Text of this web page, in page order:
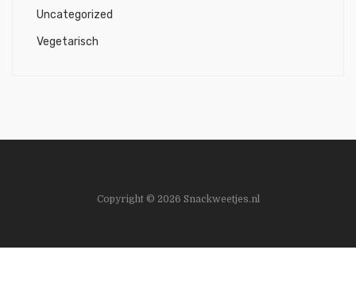
Uncategorized
Vegetarisch
Copyright © 2026 Snackweetjes.nl